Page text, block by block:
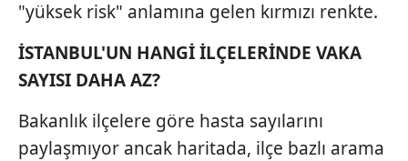
"yüksek risk" anlamına gelen kırmızı renkte.
İSTANBUL'UN HANGİ İLÇELERİNDE VAKA
SAYISI DAHA AZ?
Bakanlık ilçelere göre hasta sayılarını
paylaşmıyor ancak haritada, ilçe bazlı arama